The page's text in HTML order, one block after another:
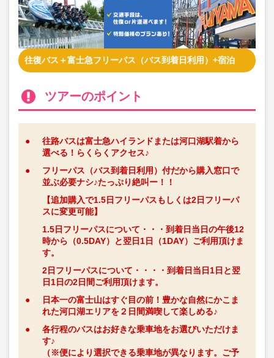
往復バス＋富士急フリーパス（バス到着日利用）+宿泊
ツアーのポイント
●
往路バスは富士急ハイランドまたは河口湖駅着から
選べる！らくらくアクセス♪
●
フリーパス（バス到着日利用）付だから購入窓口で
並ぶ必要ナシ♪たっぷり絶叫ー！！
【追加購入で1.5日フリーパスもしくは2日フリーパ
スに変更可能】
1.5日フリーパスについて・・・到着日当日の午後12
時から（0.5DAY）と翌日1日（1DAY）ご利用頂けま
す。
2日フリーパスについて・・・・到着日当日1日と翌
日1日の2日間ご利用頂けます。
●
日本一の富士山はすぐ目の前！豊かな自然にかこま
れた河口湖エリアを２日間満喫して楽しめる♪
●
各行程のバスはお好きな乗車地をお選びいただけま
す♪
（※便により選択できる乗車地が異なります。ご予